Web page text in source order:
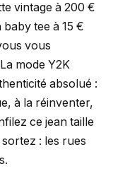
vintage à 200 €
tee à 15 €
vous
mode Y2K
absolué :
à la réinventer,
ce jean taille
: les rues